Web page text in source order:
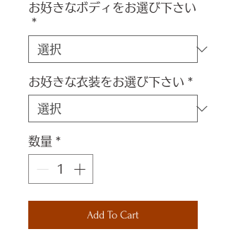
お好きなボディをお選び下さい
*
お好きな衣装をお選び下さい *
数量 *
Add To Cart